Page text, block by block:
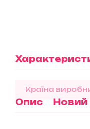
Країна
Опис Новий